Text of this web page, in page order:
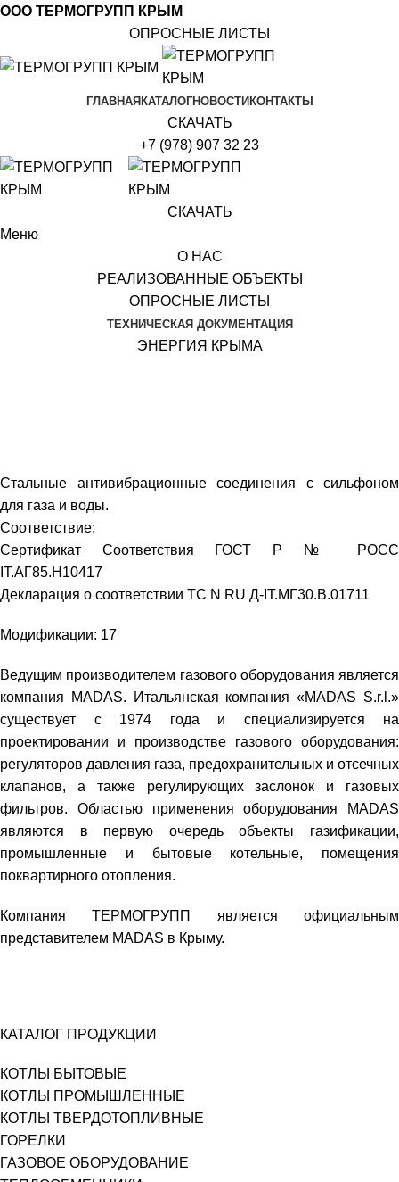
ООО ТЕРМОГРУПП КРЫМ
ОПРОСНЫЕ ЛИСТЫ
ГЛАВНАЯ КАТАЛОГНОВОСТИ КОНТАКТЫ
СКАЧАТЬ
+7 (978) 907 32 23
СКАЧАТЬ
Меню
О НАС
РЕАЛИЗОВАННЫЕ ОБЪЕКТЫ
ОПРОСНЫЕ ЛИСТЫ
ТЕХНИЧЕСКАЯ ДОКУМЕНТАЦИЯ
ЭНЕРГИЯ КРЫМА
Стальные антивибрационные соединения с сильфоном
для газа и воды.
Соответствие:
Сертификат Соответствия ГОСТ Р № РОСС
IT.АГ85.Н10417
Декларация о соответствии TC N RU Д-IT.МГ30.В.01711
Модификации: 17
Ведущим производителем газового оборудования является
компания MADAS. Итальянская компания «MADAS S.r.l.»
существует с 1974 года и специализируется на
проектировании и производстве газового оборудования:
регуляторов давления газа, предохранительных и отсечных
клапанов, а также регулирующих заслонок и газовых
фильтров. Областью применения оборудования MADAS
являются в первую очередь объекты газификации,
промышленные и бытовые котельные, помещения
поквартирного отопления.
Компания ТЕРМОГРУПП является официальным
представителем MADAS в Крыму.
КАТАЛОГ ПРОДУКЦИИ
КОТЛЫ БЫТОВЫЕ
КОТЛЫ ПРОМЫШЛЕННЫЕ
КОТЛЫ ТВЕРДОТОПЛИВНЫЕ
ГОРЕЛКИ
ГАЗОВОЕ ОБОРУДОВАНИЕ